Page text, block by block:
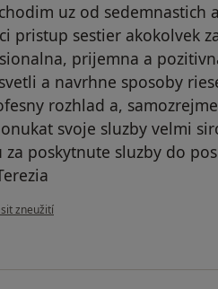
uz od sedemnastich
pristup sestier akokolvek
prijemna a
a navrhne sposoby
rozhlad a,
svoje sluzby velmi
za poskytnute sluzby do
uživatele Váš účet byl odstraněn
zneužití